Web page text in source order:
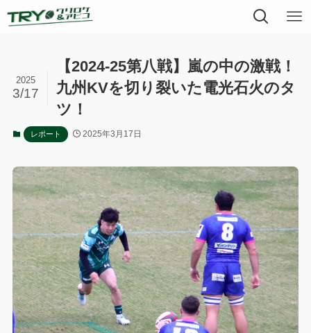
【2024-25第八戦】嵐の中の激戦！
九州KVを切り裂いた電光石火のタ
ツ！
2025
3/17
レポート 2025年3月17日